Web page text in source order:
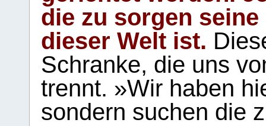
die zu sorgen
dieser Welt ist.
Schranke, die uns
trennt. »Wir haben
sondern suchen die